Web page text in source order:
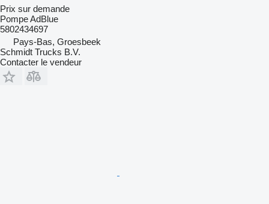
Prix sur demande
Pompe AdBlue
5802434697
Pays-Bas, Groesbeek
Schmidt Trucks B.V.
Contacter le vendeur